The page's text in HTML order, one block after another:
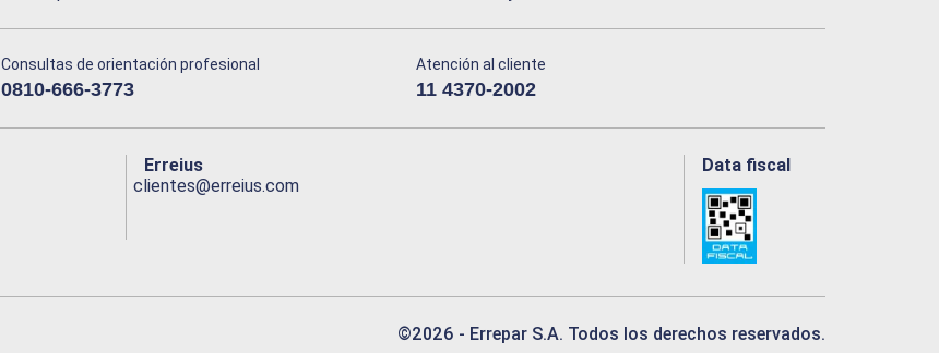
Consultas de orientación profesional
0810-666-3773
Atención al cliente
11 4370-2002
Erreius
clientes@erreius.com
Data fiscal
©2026 - Errepar S.A. Todos los derechos reservados.